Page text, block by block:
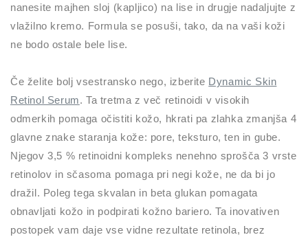
nanesite majhen sloj (kapljico) na lise in drugje nadaljujte z
vlažilno kremo. Formula se posuši, tako, da na vaši koži
ne bodo ostale bele lise.
Če želite bolj vsestransko nego, izberite Dynamic Skin
Retinol Serum. Ta tretma z več retinoidi v visokih
odmerkih pomaga očistiti kožo, hkrati pa zlahka zmanjša 4
glavne znake staranja kože: pore, teksturo, ten in gube.
Njegov 3,5 % retinoidni kompleks nenehno sprošča 3 vrste
retinolov in sčasoma pomaga pri negi kože, ne da bi jo
dražil. Poleg tega skvalan in beta glukan pomagata
obnavljati kožo in podpirati kožno bariero. Ta inovativen
postopek vam daje vse vidne rezultate retinola, brez